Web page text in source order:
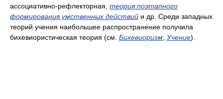
ассоциативно-рефлекторная, теория поэтапного
формирования умственных действий и др. Среди западных
теорий учения наибольшее распространение получила
бихевиористическая теория (см. Бихевиоризм Учение).